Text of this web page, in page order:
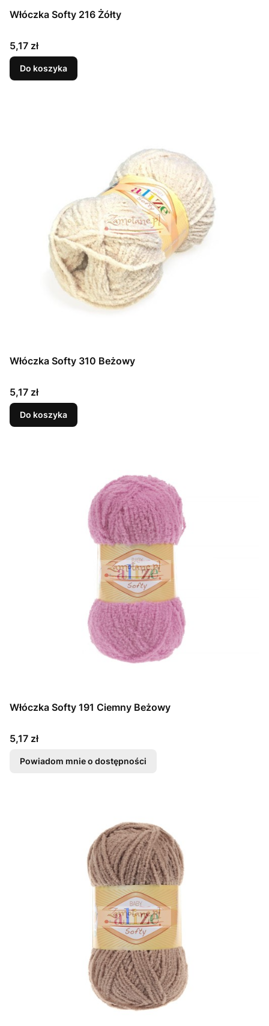
Włóczka Softy 216 Żółty
Cena
5,17 zł
Do koszyka
Włóczka Softy 310 Beżowy
Cena
5,17 zł
Do koszyka
Włóczka Softy 191 Ciemny Beżowy
Cena
5,17 zł
Powiadom mnie o dostępności